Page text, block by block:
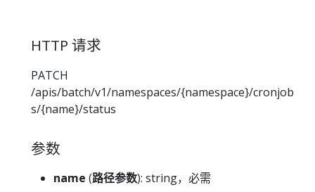
HTTP 请求
PATCH
/apis/batch/v1/namespaces/{namespace}/cronjob
s/{name}/status
参数
name (路径参数): string，必需